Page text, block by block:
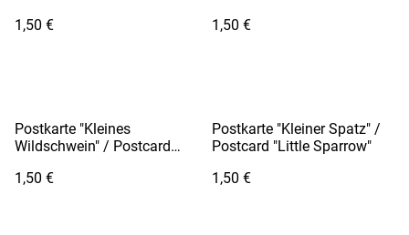
1,50 €
1,50 €
Postkarte "Kleines
Wildschwein" / Postcard
1,50 €
Postkarte "Kleiner Spatz" /
Postcard "Little Sparrow"
1,50 €